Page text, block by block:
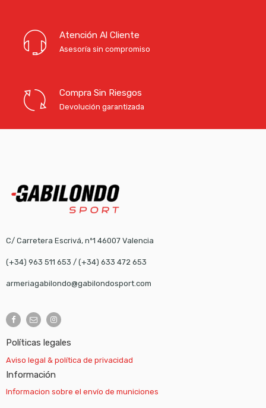
Atención Al Cliente
Asesoría sin compromiso
Compra Sin Riesgos
Devolución garantizada
C/ Carretera Escrivá, nº1 46007 Valencia
(+34) 963 511 653 / (+34) 633 472 653
armeriagabilondo@gabilondosport.com
Políticas legales
Aviso legal & política de privacidad
Información
Informacion sobre el envío de municiones